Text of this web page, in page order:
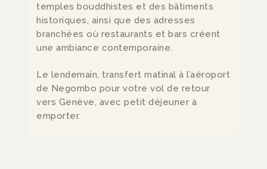
temples bouddhistes et des bâtiments
historiques, ainsi que des adresses
branchées où restaurants et bars créent
une ambiance contemporaine.
Le lendemain, transfert matinal à l’aéroport
de Negombo pour votre vol de retour
vers Genève, avec petit déjeuner à
emporter.